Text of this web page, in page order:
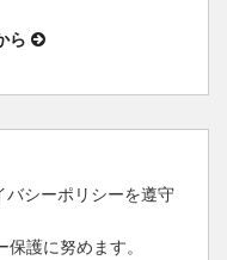
ら
シーポリシーを遵守
護に努めます。